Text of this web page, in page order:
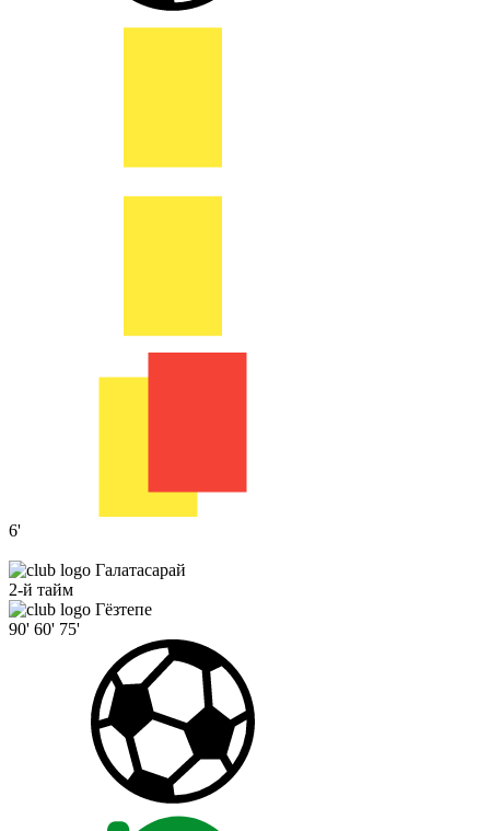
6'
Галатасарай
2-й тайм
Гёзтепе
90' 60' 75'